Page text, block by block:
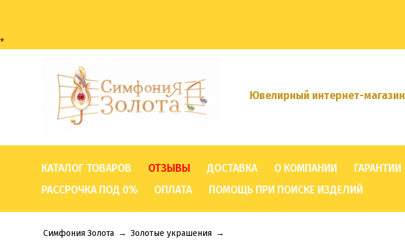
*
Ювелирный интернет-магазин
КАТАЛОГ ТОВАРОВ ОТЗЫВЫ ДОСТАВКА О КОМПАНИИ ГАРАНТИИ
РАССРОЧКА ПОД 0%
ОПЛАТА ПОМОЩЬ ПРИ ПОИСКЕ ИЗДЕЛИЙ
Симфония Золота → Золотые украшения →